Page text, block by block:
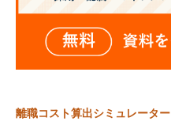
離職コスト算出シミュレーター